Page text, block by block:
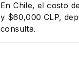
En Chile, el costo
y $60,000 CLP,
consulta.